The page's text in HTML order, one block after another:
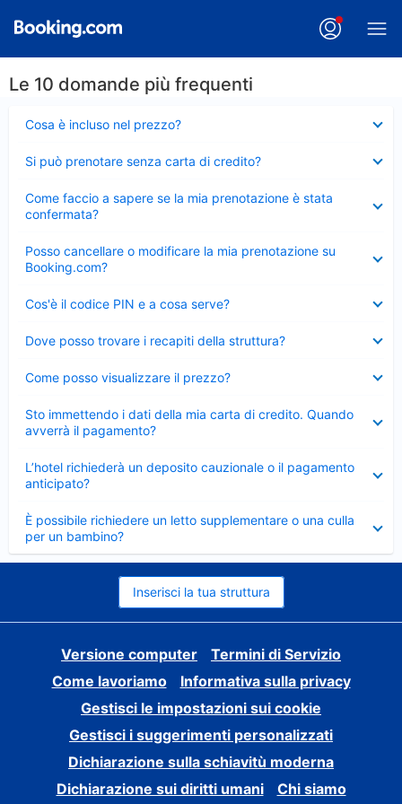
Le 10 domande più frequenti
Cosa è incluso nel prezzo?
chiuso
Si può prenotare senza carta di credito?
chiuso
Come faccio a sapere se la mia prenotazione è stata
confermata?
chiuso
Posso cancellare o modificare la mia prenotazione su
Booking.com?
chiuso
Cos'è il codice PIN e a cosa serve?
chiuso
Dove posso trovare i recapiti della struttura?
chiuso
Come posso visualizzare il prezzo?
chiuso
Sto immettendo i dati della mia carta di credito. Quando
avverrà il pagamento?
chiuso
L’hotel richiederà un deposito cauzionale o il pagamento
anticipato?
chiuso
È possibile richiedere un letto supplementare o una culla
per un bambino?
Elemento
chiuso
Inserisci la tua struttura
Versione computer
Termini di Servizio
Come lavoriamo
Informativa sulla privacy
Gestisci le impostazioni sui cookie
Gestisci i suggerimenti personalizzati
Dichiarazione sulla schiavitù moderna
Dichiarazione sui diritti umani
Chi siamo